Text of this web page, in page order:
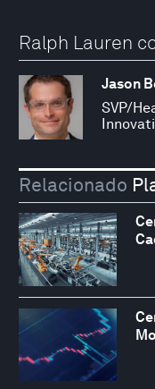
Ralph Lauren
Jason
SVP/
Relacionado